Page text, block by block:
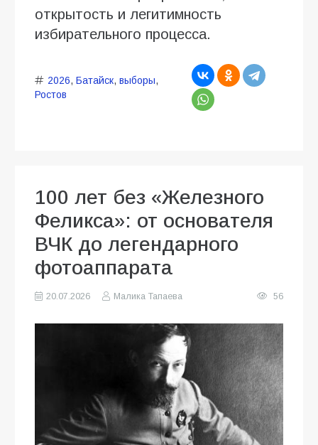
открытость и легитимность
избирательного процесса.
2026, Батайск, выборы,
Ростов
100 лет без «Железного
Феликса»: от основателя
ВЧК до легендарного
фотоаппарата
20.07.2026 Малика Тапаева 56